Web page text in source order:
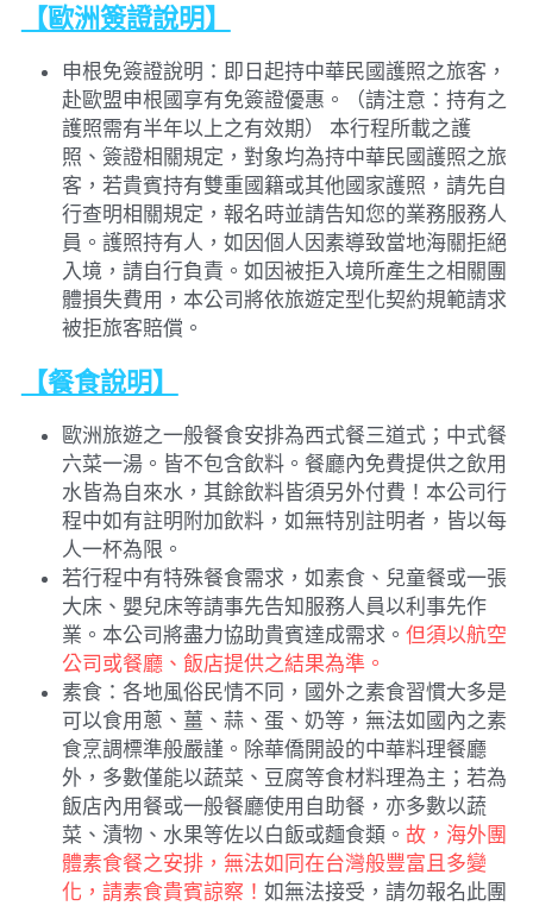
【歐洲簽證說明】
申根免簽證說明：即日起持中華民國護照之旅客，
赴歐盟申根國享有免簽證優惠。（請注意：持有之
護照需有半年以上之有效期） 本行程所載之護
照、簽證相關規定，對象均為持中華民國護照之旅
客，若貴賓持有雙重國籍或其他國家護照，請先自
行查明相關規定，報名時並請告知您的業務服務人
員。護照持有人，如因個人因素導致當地海關拒絕
入境，請自行負責。如因被拒入境所產生之相關團
體損失費用，本公司將依旅遊定型化契約規範請求
被拒旅客賠償。
【餐食說明】
歐洲旅遊之一般餐食安排為西式餐三道式；中式餐
六菜一湯。皆不包含飲料。餐廳內免費提供之飲用
水皆為自來水，其餘飲料皆須另外付費！本公司行
程中如有註明附加飲料，如無特別註明者，皆以每
人一杯為限。
若行程中有特殊餐食需求，如素食、兒童餐或一張
大床、嬰兒床等請事先告知服務人員以利事先作
業。本公司將盡力協助貴賓達成需求。 但須以航空
公司或餐廳、飯店提供之結果為準。
素食：各地風俗民情不同，國外之素食習慣大多是
可以食用蔥、薑、蒜、蛋、奶等，無法如國內之素
食烹調標準般嚴謹。除華僑開設的中華料理餐廳
外，多數僅能以蔬菜、豆腐等食材料理為主；若為
飯店內用餐或一般餐廳使用自助餐，亦多數以蔬
菜、漬物、水果等佐以白飯或麵食類。 故，海外團
體素食餐之安排，無法如同在台灣般豐富且多變
化，請素食貴賓諒察！ 如無法接受，請勿報名此團